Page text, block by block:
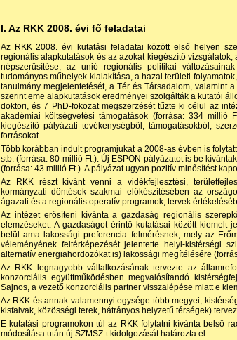
I. Az RKK 2008. évi fő feladatai
Az RKK 2008. évi kutatási feladatai között első helyen
regionális alapkutatások és az azokat kiegészítő
népszerűsítése, az unió regionális politikai
tudományos műhelyek kialakítása, a hazai területi
tanulmány megjelentetését, a Tér és Társadalom, valamint
szerint eme alapkutatások eredményei szolgálták a kutatói
doktori, és 7 PhD-fokozat megszerzését tűzte ki célul az
akadémiai költségvetési támogatások (forrása: 334
kiegészítő pályázati tevékenységből, támogatásokból,
forrásokat.
Több korábban indult programjukat a 2008-as évben is
stb. (forrása: 80 millió Ft.). Új ESPON pályázatot is be
(forrása: 43 millió Ft.). A pályázat ugyan pozitív minősítést
Az RKK részt kívánt venni a vidékfejlesztési,
kormányzati döntések szakmai előkészítésében az
ágazati és a regionális operatív programok, tervek
Az intézet erősíteni kívánta a gazdaság regionális
elemzéseket. A gazdaságot érintő kutatásai között kiemelt
belül ama lakossági preferencia felmérésnek, mely az
véleményének feltérképezését jelentette helyi-kistérségi
alternatív energiahordozókat is) lakossági megítélésére
Az RKK legnagyobb vállalkozásának tervezte az
konzorciális együttműködésben megvalósítandó
Sajnos, a vezető konzorciális partner visszalépése miatt e
Az RKK és annak valamennyi egysége több megyei,
kisfalvak, közösségi terek, hátrányos helyzetű térségek)
E kutatási programokon túl az RKK folytatni kívánta belső
módosítása után új SZMSZ-t kidolgozását határozta el.